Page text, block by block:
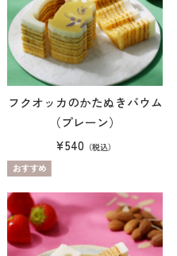
フクオッカのかたぬきバウム
（プレーン）
¥540 （税込）